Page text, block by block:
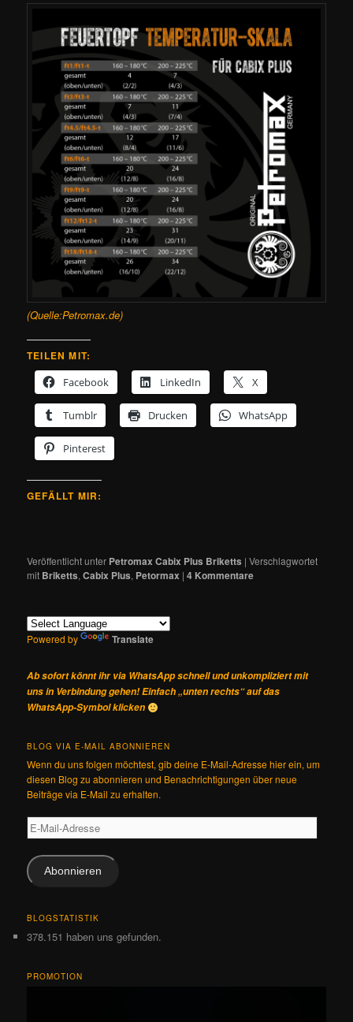
(Quelle:Petromax.de)
TEILEN MIT:
Facebook
LinkedIn X
Tumblr Drucken WhatsApp
Pinterest
GEFÄLLT MIR:
Veröffentlicht unter Petromax Cabix Plus Briketts |Verschlagwortet
mit Briketts,Cabix Plus, Petormax |4 Kommentare
Powered by Translate
Ab sofort könnt ihr via WhatsApp schnell und unkompliziert mit
uns in Verbindung gehen! Einfach „unten rechts“ auf das
WhatsApp-Symbol klicken
BLOG VIA E-MAIL ABONNIEREN
Wenn du uns folgen möchtest, gib deine E-Mail-Adresse hier ein, um
diesen Blog zu abonnieren und Benachrichtigungen über neue
Beiträge via E-Mail zu erhalten.
E-
Mail-
Adresse
Abonnieren
BLOGSTATISTIK
378.151 haben uns gefunden.
PROMOTION